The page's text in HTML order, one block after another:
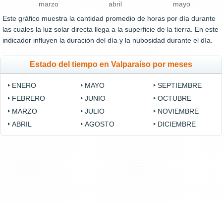
marzo abril mayo
Este gráfico muestra la cantidad promedio de horas por día durante
las cuales la luz solar directa llega a la superficie de la tierra. En este
indicador influyen la duración del día y la nubosidad durante el día.
Estado del tiempo en Valparaíso por meses
ENERO
FEBRERO
MARZO
ABRIL
MAYO
JUNIO
JULIO
AGOSTO
SEPTIEMBRE
OCTUBRE
NOVIEMBRE
DICIEMBRE